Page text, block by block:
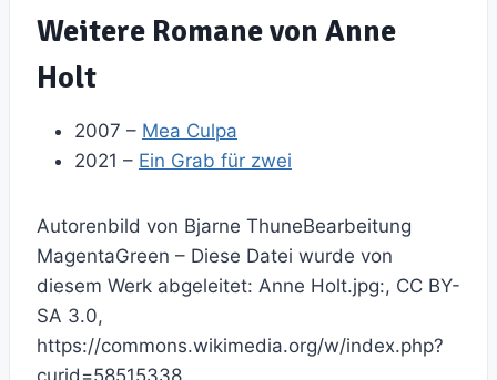
Weitere Romane von Anne
Holt
2007 – Mea Culpa
2021 – Ein Grab für zwei
Autorenbild von Bjarne ThuneBearbeitung
MagentaGreen – Diese Datei wurde von
diesem Werk abgeleitet: Anne Holt.jpg:, CC BY-
SA 3.0,
https://commons.wikimedia.org/w/index.php?